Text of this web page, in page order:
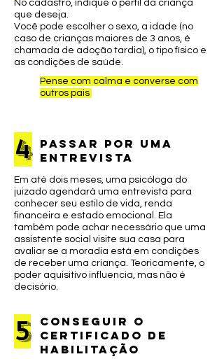
No cadastro, indique o perfil da criança
que deseja.
Você pode escolher o sexo, a idade (no
caso de crianças maiores de 3 anos, é
chamada de adoção tardia), o tipo físico e
as condições de saúde.
Pense com calma e converse com
outros pais
passar por uma
entrevista
4
Em até dois meses, uma psicóloga do
juizado agendará uma entrevista para
conhecer seu estilo de vida, renda
financeira e estado emocional. Ela
também pode achar necessário que uma
assistente social visite sua casa para
avaliar se a moradia está em condições
de receber uma criança. Teoricamente, o
poder aquisitivo influencia, mas não é
decisório.
5
conseguir o
certificado de
habilitação